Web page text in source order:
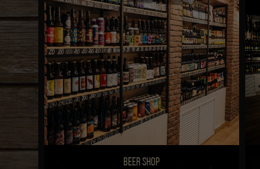
BEER SHOP